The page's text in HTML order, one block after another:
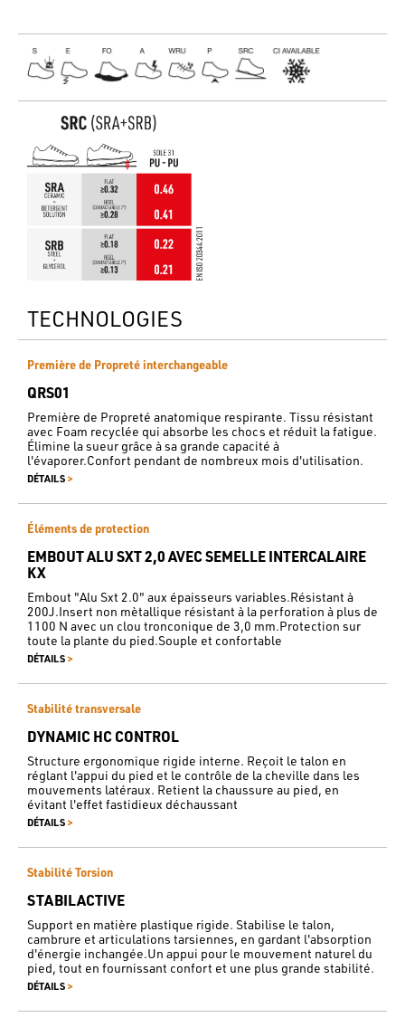
TECHNOLOGIES
Première de Propreté interchangeable
QRS01
Première de Propreté anatomique respirante. Tissu résistant
avec Foam recyclée qui absorbe les chocs et réduit la fatigue.
Élimine la sueur grâce à sa grande capacité à
l'évaporer.Confort pendant de nombreux mois d'utilisation.
DÉTAILS >
Éléments de protection
EMBOUT ALU SXT 2,0 AVEC SEMELLE INTERCALAIRE
KX
Embout "Alu Sxt 2.0" aux épaisseurs variables.Résistant à
200J.Insert non mètallique résistant à la perforation à plus de
1100 N avec un clou tronconique de 3,0 mm.Protection sur
toute la plante du pied.Souple et confortable
DÉTAILS >
Stabilité transversale
DYNAMIC HC CONTROL
Structure ergonomique rigide interne. Reçoit le talon en
réglant l'appui du pied et le contrôle de la cheville dans les
mouvements latéraux. Retient la chaussure au pied, en
évitant l'effet fastidieux déchaussant
DÉTAILS >
Stabilité Torsion
STABILACTIVE
Support en matière plastique rigide. Stabilise le talon,
cambrure et articulations tarsiennes, en gardant l'absorption
d'énergie inchangée.Un appui pour le mouvement naturel du
pied, tout en fournissant confort et une plus grande stabilité.
DÉTAILS >